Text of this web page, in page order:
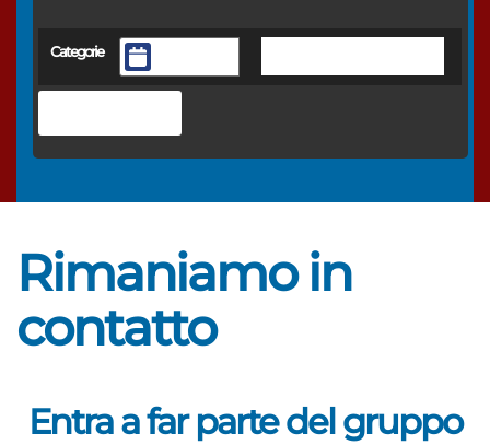
Categorie
Rimaniamo in
contatto
Entra a far parte del gruppo